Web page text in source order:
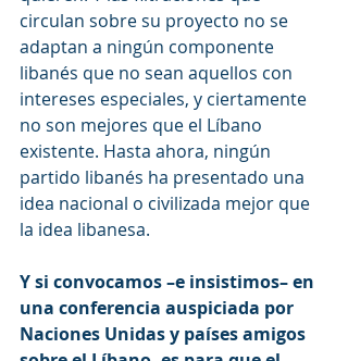
circulan sobre su proyecto no se
adaptan a ningún componente
libanés que no sean aquellos con
intereses especiales, y ciertamente
no son mejores que el Líbano
existente. Hasta ahora, ningún
partido libanés ha presentado una
idea nacional o civilizada mejor que
la idea libanesa.
Y si convocamos –e insistimos– en
una conferencia auspiciada por
Naciones Unidas y países amigos